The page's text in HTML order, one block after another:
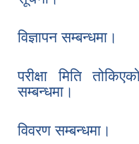
विज्ञापन सम्बन्धमा।
परीक्षा मिति
सम्बन्धमा।
विवरण सम्बन्धमा।